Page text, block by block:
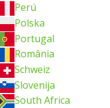
Perú
Polska
Portugal
România
Schweiz
Slovenija
South Africa